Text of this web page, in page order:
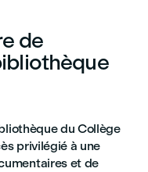
de
du Collège
privilégié à une
et de